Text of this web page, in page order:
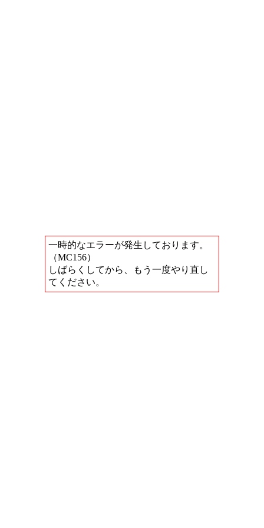
一時的なエラーが発生しております。
（MC156）
しばらくしてから、もう一度やり直し
てください。